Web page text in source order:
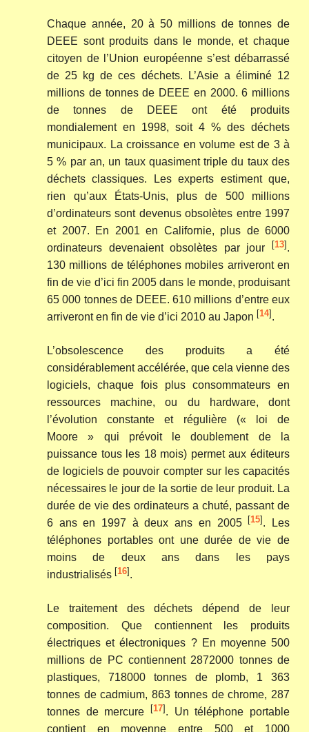
Chaque année, 20 à 50 millions de tonnes de
DEEE sont produits dans le monde, et chaque
citoyen de l’Union européenne s’est débarrassé
de 25 kg de ces déchets. L’Asie a éliminé 12
millions de tonnes de DEEE en 2000. 6 millions
de tonnes de DEEE ont été produits
mondialement en 1998, soit 4 % des déchets
municipaux. La croissance en volume est de 3 à
5 % par an, un taux quasiment triple du taux des
déchets classiques. Les experts estiment que,
rien qu’aux États-Unis, plus de 500 millions
d’ordinateurs sont devenus obsolètes entre 1997
et 2007. En 2001 en Californie, plus de 6000
ordinateurs devenaient obsolètes par jour [13].
130 millions de téléphones mobiles arriveront en
fin de vie d’ici fin 2005 dans le monde, produisant
65 000 tonnes de DEEE. 610 millions d’entre eux
arriveront en fin de vie d’ici 2010 au Japon [14].
L’obsolescence des produits a été
considérablement accélérée, que cela vienne des
logiciels, chaque fois plus consommateurs en
ressources machine, ou du hardware, dont
l’évolution constante et régulière (« loi de
Moore » qui prévoit le doublement de la
puissance tous les 18 mois) permet aux éditeurs
de logiciels de pouvoir compter sur les capacités
nécessaires le jour de la sortie de leur produit. La
durée de vie des ordinateurs a chuté, passant de
6 ans en 1997 à deux ans en 2005 [15]. Les
téléphones portables ont une durée de vie de
moins de deux ans dans les pays
industrialisés [16].
Le traitement des déchets dépend de leur
composition. Que contiennent les produits
électriques et électroniques ? En moyenne 500
millions de PC contiennent 2872000 tonnes de
plastiques, 718000 tonnes de plomb, 1 363
tonnes de cadmium, 863 tonnes de chrome, 287
tonnes de mercure [17]. Un téléphone portable
contient en moyenne entre 500 et 1000